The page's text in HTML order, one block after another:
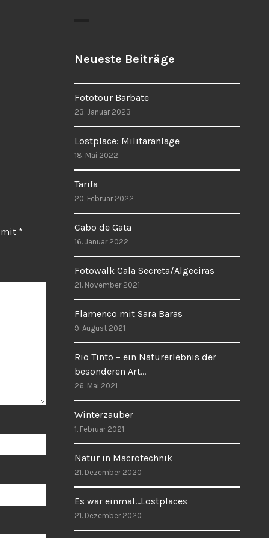
mit *
Neueste Beiträge
Fototour Barbate
23. Januar 2023
Lostplace: Militäranlage
18. Mai 2022
Tarifa
20. Februar 2022
Cabo de Gata
16. Januar 2022
Fotowalk Cala Secreta/Algeciras
21. November 2021
Flamenco mit Sara Baras
9. August 2021
Rio Tinto – ein Naturerlebnis der
besonderen Art…
26. Mai 2021
Winterzauber
1. Februar 2021
Natur in Macrotechnik
21. Dezember 2020
Es war einmal…Lostplaces
21. Dezember 2020